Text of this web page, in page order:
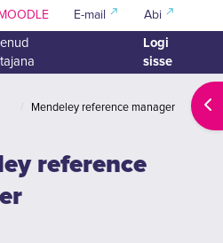
MOODLE E-mail Abi
Logi
sisse
Mendeley reference manager
reference